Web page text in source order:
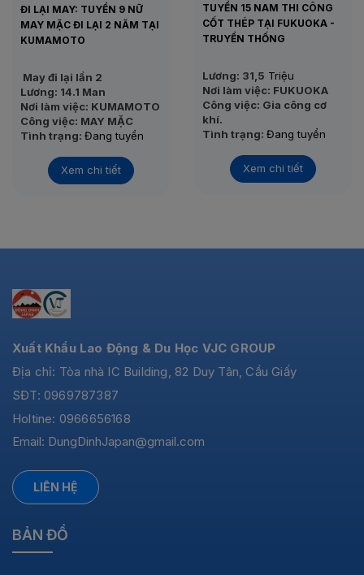
ĐI LẠI MAY: TUYỂN 9 NỮ
MAY MẶC ĐI LẠI 2 NĂM TẠI
KUMAMOTO
May đi lại lần 2
Lương: 14.1 Man
Nơi làm việc: KUMAMOTO
Công việc: MAY MẶC
Tình trạng: Đang tuyển
Xem chi tiết
TUYỂN 15 NAM THI CÔNG
CỐT THÉP TẠI FUKUOKA -
TRUYỀN THỐNG
Lương: 31,5 Triệu
Nơi làm việc: FUKUOKA
Công việc: Gia công cơ
khí.
Tình trạng: Đang tuyển
Xem chi tiết
Xuất Khẩu Lao Động & Du Học VJC GROUP
Địa chỉ: Tòa nhà IC Building, 82 Duy Tân, Cầu Giấy
SĐT: 0969787387
Holtine: 0966656168
Email: DungDinhJapan@gmail.com
LIÊN HỆ
BẢN ĐỒ